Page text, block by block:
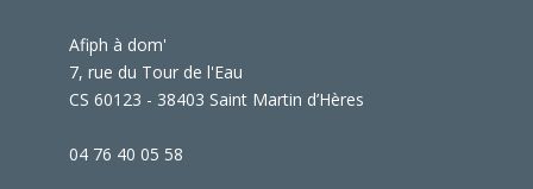
Afiph à dom'
7, rue du Tour de l'Eau
CS 60123 - 38403 Saint Martin d’Hères
04 76 40 05 58